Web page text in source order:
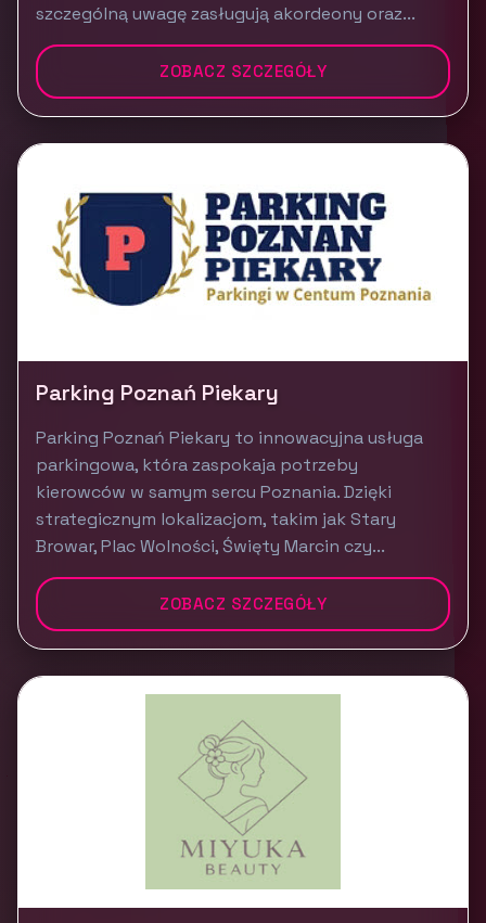
szczególną uwagę zasługują akordeony oraz...
ZOBACZ SZCZEGÓŁY
Parking Poznań Piekary
Parking Poznań Piekary to innowacyjna usługa
parkingowa, która zaspokaja potrzeby
kierowców w samym sercu Poznania. Dzięki
strategicznym lokalizacjom, takim jak Stary
Browar, Plac Wolności, Święty Marcin czy...
ZOBACZ SZCZEGÓŁY